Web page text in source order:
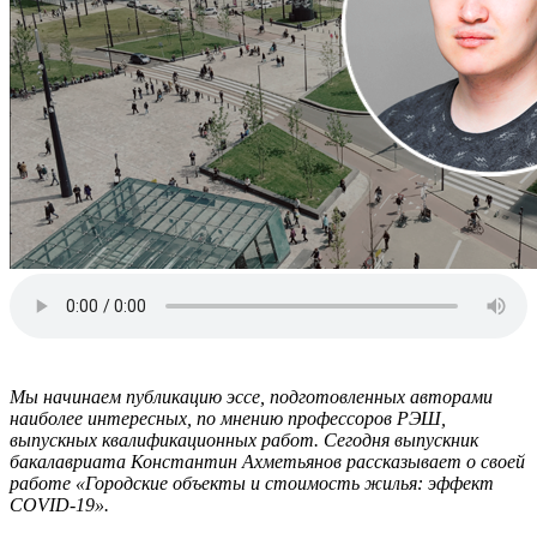
Мы начинаем публикацию эссе, подготовленных авторами
наиболее интересных, по мнению профессоров РЭШ,
выпускных квалификационных работ. Сегодня выпускник
бакалавриата Константин Ахметьянов рассказывает о своей
работе «Городские объекты и стоимость жилья: эффект
COVID-19».